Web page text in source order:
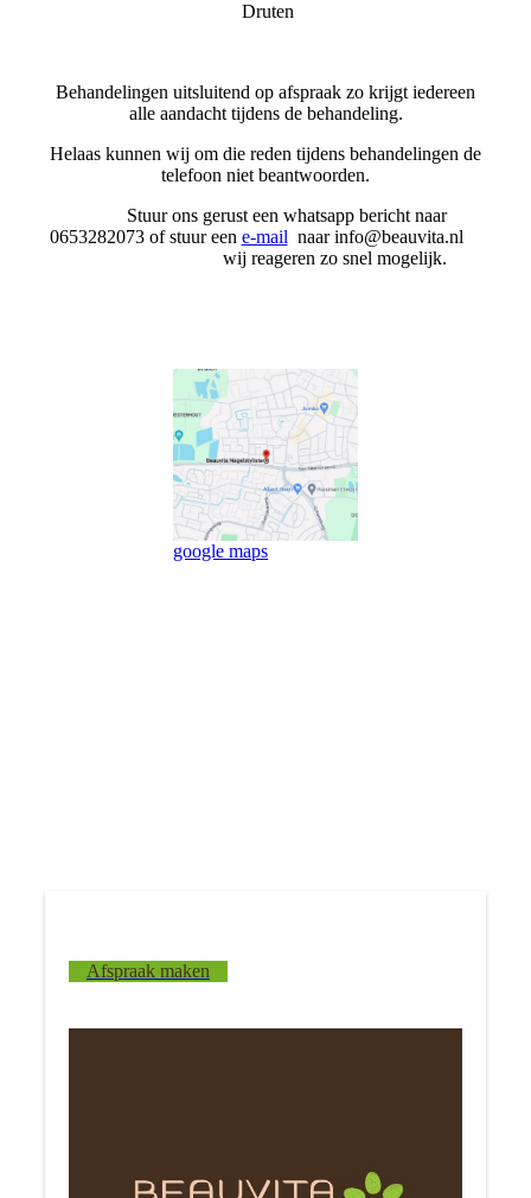
Druten
Behandelingen uitsluitend op afspraak zo krijgt iedereen
alle aandacht tijdens de behandeling.
Helaas kunnen wij om die reden tijdens behandelingen de
telefoon niet beantwoorden.
Stuur ons gerust een whatsapp bericht naar
0653282073 of stuur een e-mail naar info@beauvita.nl
wij reageren zo snel mogelijk.
google maps
Afspraak maken